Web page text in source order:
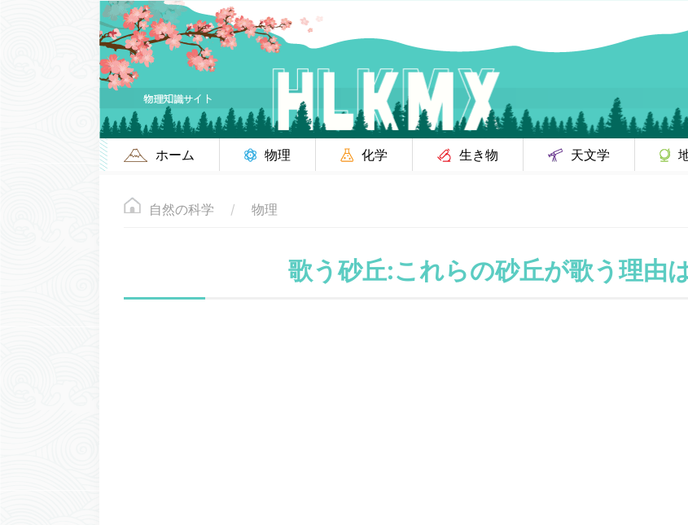
ホーム 物理 化学 生き物 天文学
自然の科学 物理
歌う砂丘:これらの砂丘が歌う理由